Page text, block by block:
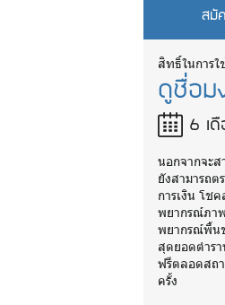
สมั
สิทธิ์ในการใ
ดูชื่อม
6 เ
นอกจากจะส
ยังสามารถต
การเงิน โช
พยากรณ์ภา
พยากรณ์พื้น
สุดยอดตำร
ฟรีตลอดสถ
ครั้ง